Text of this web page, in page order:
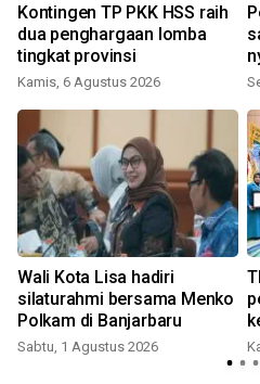
Kontingen TP PKK HSS raih
dua penghargaan lomba
tingkat provinsi
Kamis, 6 Agustus 2026
Wali Kota Lisa hadiri
silaturahmi bersama Menko
Polkam di Banjarbaru
Sabtu, 1 Agustus 2026